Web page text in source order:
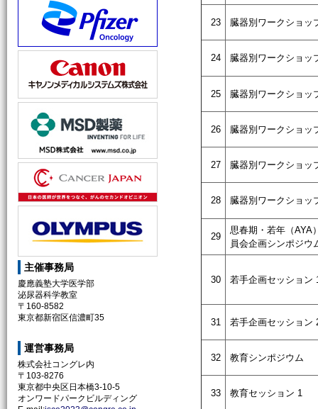
23 臓器別ワークショッ
24 臓器別ワークショッ
25 臓器別ワークショッ
26 臓器別ワークショッ
27 臓器別ワークショッ
28 臓器別ワークショッ
29
思春期・若年（AYA
員会企画シンポジウ
30 若手企画セッション
31 若手企画セッション
32 教育シンポジウム
33 教育セッション 1
主催事務局
慶應義塾大学医学部
泌尿器科学教室
〒160-8582
東京都新宿区信濃町35
運営事務局
株式会社コングレ内
〒103-8276
東京都中央区日本橋3-10-5
オンワードパークビルディング